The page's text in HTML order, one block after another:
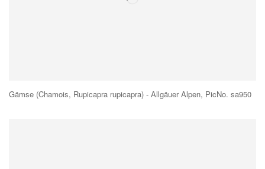
Gämse (Chamois, Rupicapra rupicapra) - Allgäuer Alpen, PicNo. sa950